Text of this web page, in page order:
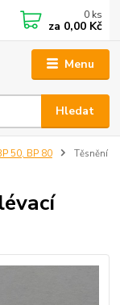
Menu
Hledat
0 ks
za 0,00 Kč
50, BP 80
Těsnění